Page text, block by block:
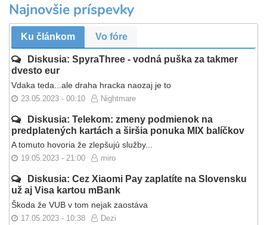
Najnovšie príspevky
Ku článkom Vo fóre
Diskusia: SpyraThree - vodná puška za takmer
dvesto eur
Vdaka teda...ale draha hracka naozaj je to
23.05.2023 - 00:10 Nightmare
Diskusia: Telekom: zmeny podmienok na
predplatených kartách a širšia ponuka MIX balíčkov
A tomuto hovoria že zlepšujú služby...
19.05.2023 - 21:00 miro
Diskusia: Cez Xiaomi Pay zaplatíte na Slovensku
už aj Visa kartou mBank
Škoda že VUB v tom nejak zaostáva
17.05.2023 - 10:38 Dezi